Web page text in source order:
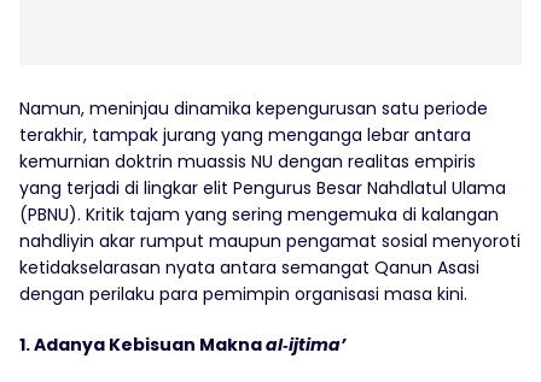
Namun, meninjau dinamika kepengurusan satu periode
terakhir, tampak jurang yang menganga lebar antara
kemurnian doktrin muassis NU dengan realitas empiris
yang terjadi di lingkar elit Pengurus Besar Nahdlatul Ulama
(PBNU). Kritik tajam yang sering mengemuka di kalangan
nahdliyin akar rumput maupun pengamat sosial menyoroti
ketidakselarasan nyata antara semangat Qanun Asasi
dengan perilaku para pemimpin organisasi masa kini.
1. Adanya Kebisuan Maknaal‑ijtima’